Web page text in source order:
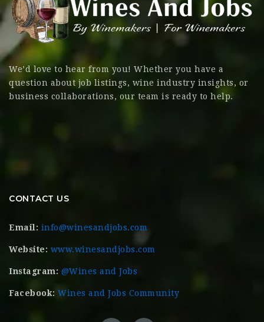
We’d love to hear from you! Whether you have a
question about job listings, wine industry insights, or
business collaborations, our team is ready to help.
CONTACT US
Email: info@winesandjobs.com
Website: www.winesandjobs.com
Instagram: @Wines and Jobs
Facebook: Wines and Jobs Community